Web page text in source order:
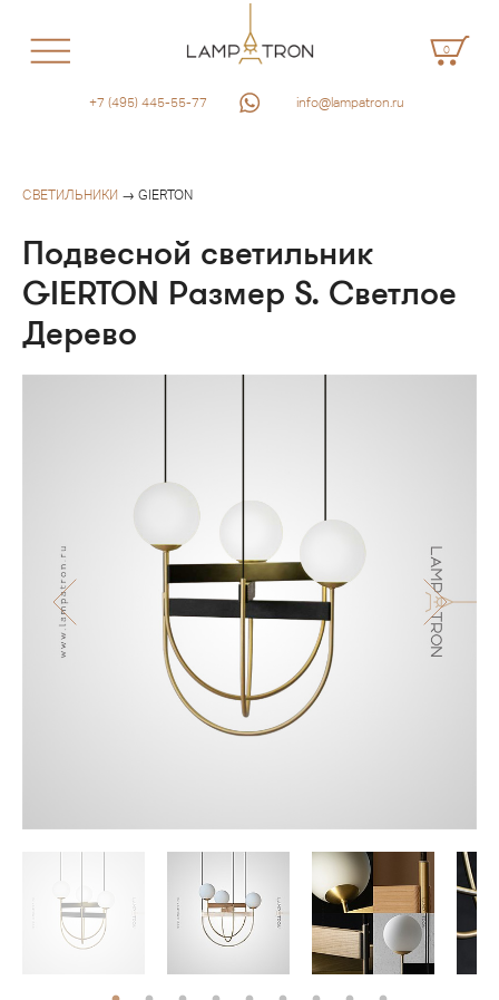
0
+7 (495) 445-55-77 info@lampatron.ru
СВЕТИЛЬНИКИ → GIERTON
Подвесной светильник
GIERTON Размер S. Светлое
Дерево